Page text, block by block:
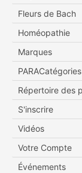
Fleurs de Bach
Homéopathie
Marques
PARACatégories
Répertoire des
S'inscrire
Vidéos
Votre Compte
Événements